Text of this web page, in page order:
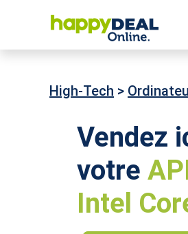
High-Tech >
Vendez
votre
Intel